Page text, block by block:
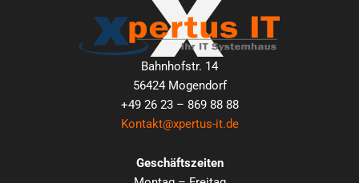
Bahnhofstr. 14
56424 Mogendorf
+49 26 23 – 869 88 88
Kontakt@xpertus-it.de
Geschäftszeiten